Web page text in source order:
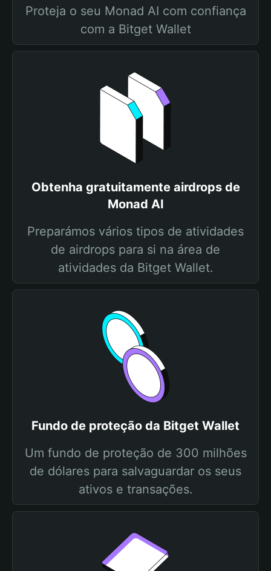
Proteja o seu Monad AI com confiança
com a Bitget Wallet
Obtenha gratuitamente airdrops de
Monad AI
Preparámos vários tipos de atividades
de airdrops para si na área de
atividades da Bitget Wallet.
Fundo de proteção da Bitget Wallet
Um fundo de proteção de 300 milhões
de dólares para salvaguardar os seus
ativos e transações.